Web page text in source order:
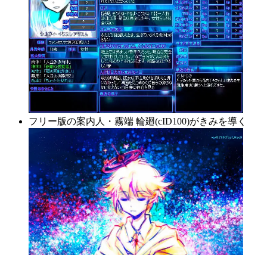
フリー版の案内人・霧端 輪廻(cID100)がきみを導く